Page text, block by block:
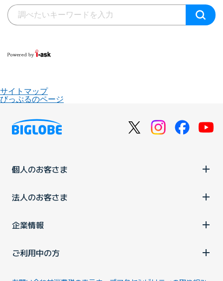
サイトマップ
びっぷるのページ
個人のお客さま
法人のお客さま
企業情報
ご利用中の方